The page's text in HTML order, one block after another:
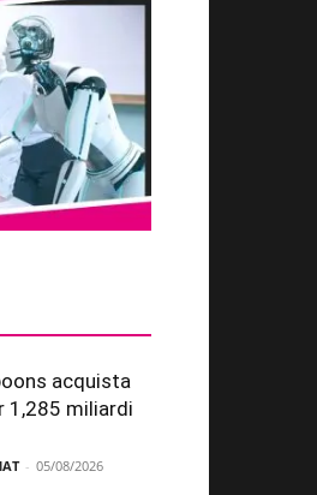
acquista
1,285 miliardi
- 05/08/2026